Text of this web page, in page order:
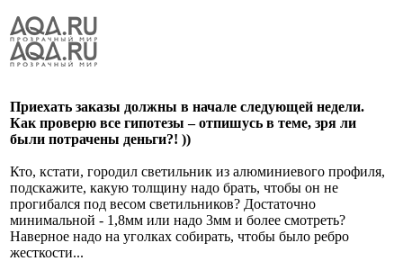
Приехать заказы должны в начале следующей недели.
Как проверю все гипотезы – отпишусь в теме, зря ли
были потрачены деньги?! ))
Кто, кстати, городил светильник из алюминиевого профиля,
подскажите, какую толщину надо брать, чтобы он не
прогибался под весом светильников? Достаточно
минимальной - 1,8мм или надо 3мм и более смотреть?
Наверное надо на уголках собирать, чтобы было ребро
жесткости...